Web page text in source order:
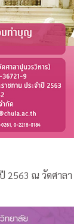
2563 ณ วัดศาลา